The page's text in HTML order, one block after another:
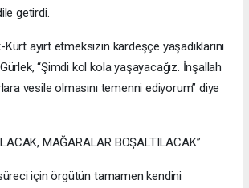
getirdi.
ayırt etmeksizin kardeşçe yaşadıklarını
“Şimdi kol kola yaşayacağız. İnşallah
vesile olmasını temenni ediyorum” diye
MAĞARALAR BOŞALTILACAK”
için örgütün tamamen kendini